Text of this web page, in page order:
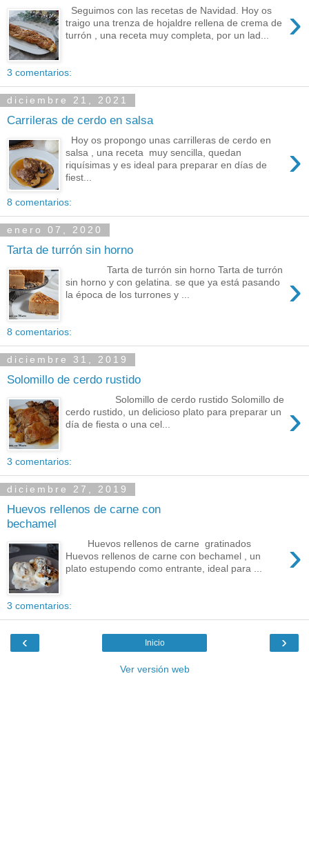
›
Seguimos con las recetas de Navidad. Hoy os
traigo una trenza de hojaldre rellena de crema de
turrón , una receta muy completa, por un lad...
3 comentarios:
diciembre 21, 2021
Carrileras de cerdo en salsa
›
Hoy os propongo unas carrilleras de cerdo en
salsa , una receta muy sencilla, quedan
riquísimas y es ideal para preparar en días de
fiest...
8 comentarios:
enero 07, 2020
Tarta de turrón sin horno
›
Tarta de turrón sin horno Tarta de turrón
sin horno y con gelatina. se que ya está pasando
la época de los turrones y ...
8 comentarios:
diciembre 31, 2019
Solomillo de cerdo rustido
›
Solomillo de cerdo rustido Solomillo de
cerdo rustido, un delicioso plato para preparar un
día de fiesta o una cel...
3 comentarios:
diciembre 27, 2019
Huevos rellenos de carne con
bechamel
›
Huevos rellenos de carne gratinados
Huevos rellenos de carne con bechamel , un
plato estupendo como entrante, ideal para ...
3 comentarios:
‹ ›
Inicio
Ver versión web